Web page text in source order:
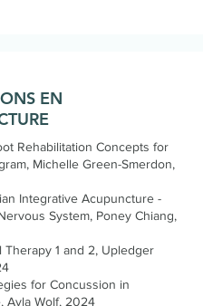
EN
Rehabilitation Concepts for
Michelle Green-Smerdon,
Integrative Acupuncture -
System, Poney Chiang,
Therapy 1 and 2, Upledger
for Concussion in
Ayla Wolf, 2024